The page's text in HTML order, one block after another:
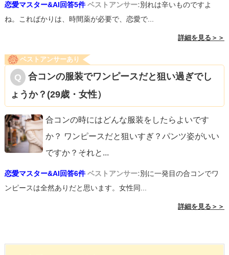
恋愛マスター&AI回答5件 ベストアンサー:別れは辛いものですよ
ね。こればかりは、時間薬が必要で、恋愛で...
詳細を見る＞＞
ベストアンサーあり
合コンの服装でワンピースだと狙い過ぎでし
ょうか？(29歳・女性）
合コンの時にはどんな服装をしたらよいです
か？ ワンピースだと狙いすぎ？パンツ姿がいい
ですか？それと ...
恋愛マスター&AI回答6件 ベストアンサー:別に一発目の合コンでワ
ンピースは全然ありだと思います。女性同...
詳細を見る＞＞